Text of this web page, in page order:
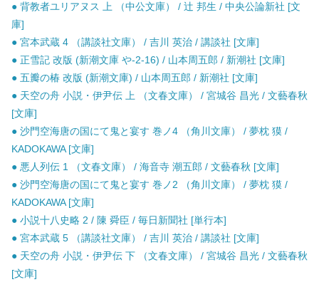
● 背教者ユリアヌス 上 （中公文庫） / 辻 邦生 / 中央公論新社 [文
庫]
● 宮本武蔵 4 （講談社文庫） / 吉川 英治 / 講談社 [文庫]
● 正雪記 改版 (新潮文庫 や-2-16) / 山本周五郎 / 新潮社 [文庫]
● 五瓣の椿 改版 (新潮文庫) / 山本周五郎 / 新潮社 [文庫]
● 天空の舟 小説・伊尹伝 上 （文春文庫） / 宮城谷 昌光 / 文藝春秋
[文庫]
● 沙門空海唐の国にて鬼と宴す 巻ノ4 （角川文庫） / 夢枕 獏 /
KADOKAWA [文庫]
● 悪人列伝 1 （文春文庫） / 海音寺 潮五郎 / 文藝春秋 [文庫]
● 沙門空海唐の国にて鬼と宴す 巻ノ2 （角川文庫） / 夢枕 獏 /
KADOKAWA [文庫]
● 小説十八史略 2 / 陳 舜臣 / 毎日新聞社 [単行本]
● 宮本武蔵 5 （講談社文庫） / 吉川 英治 / 講談社 [文庫]
● 天空の舟 小説・伊尹伝 下 （文春文庫） / 宮城谷 昌光 / 文藝春秋
[文庫]